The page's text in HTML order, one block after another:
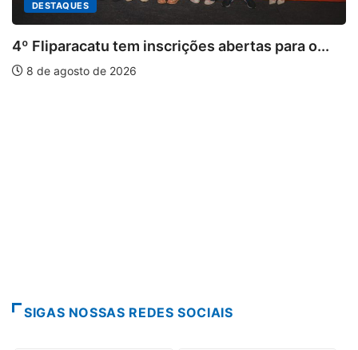
DESTAQUES
tem inscrições abertas para o...
agosto de 2026
SIGAS NOSSAS REDES SOCIAIS